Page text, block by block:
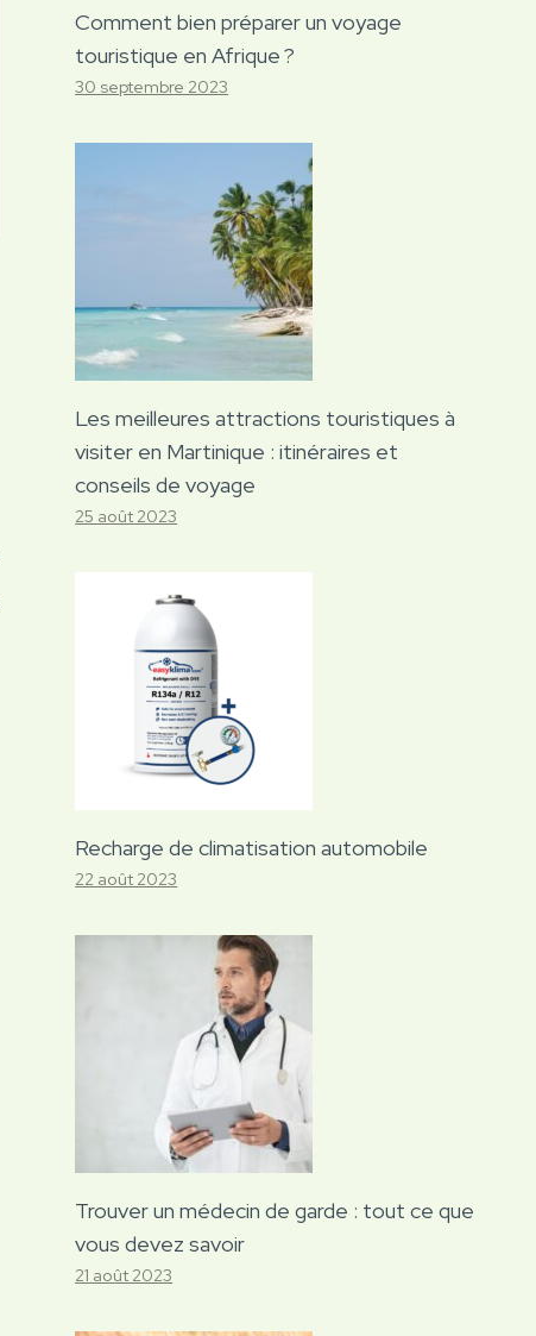
Comment bien préparer un voyage
touristique en Afrique ?
30 septembre 2023
Les meilleures attractions touristiques à
visiter en Martinique : itinéraires et
conseils de voyage
25 août 2023
Recharge de climatisation automobile
22 août 2023
Trouver un médecin de garde : tout ce que
vous devez savoir
21 août 2023